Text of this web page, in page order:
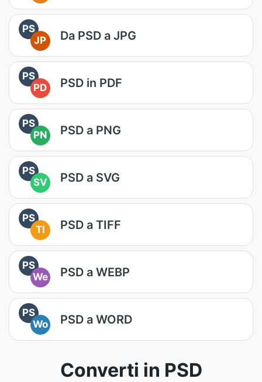
PS
JP
Da PSD a JPG
PS
PD
PSD in PDF
PS
PN
PSD a PNG
PS
SV
PSD a SVG
PS
TI
PSD a TIFF
PS
We
PSD a WEBP
PS
Wo
PSD a WORD
Converti in PSD